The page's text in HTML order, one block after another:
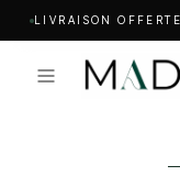
LIVRAISON